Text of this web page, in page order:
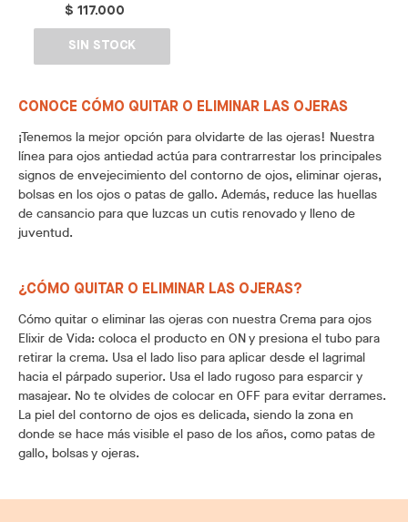
$ 117.000
SIN STOCK
CONOCE CÓMO QUITAR O ELIMINAR LAS OJERAS
¡Tenemos la mejor opción para olvidarte de las ojeras! Nuestra
línea para ojos antiedad actúa para contrarrestar los principales
signos de envejecimiento del contorno de ojos, eliminar ojeras,
bolsas en los ojos o patas de gallo. Además, reduce las huellas
de cansancio para que luzcas un cutis renovado y lleno de
juventud.
¿CÓMO QUITAR O ELIMINAR LAS OJERAS?
Cómo quitar o eliminar las ojeras con nuestra Crema para ojos
Elixir de Vida: coloca el producto en ON y presiona el tubo para
retirar la crema. Usa el lado liso para aplicar desde el lagrimal
hacia el párpado superior. Usa el lado rugoso para esparcir y
masajear. No te olvides de colocar en OFF para evitar derrames.
La piel del contorno de ojos es delicada, siendo la zona en
donde se hace más visible el paso de los años, como patas de
gallo, bolsas y ojeras.